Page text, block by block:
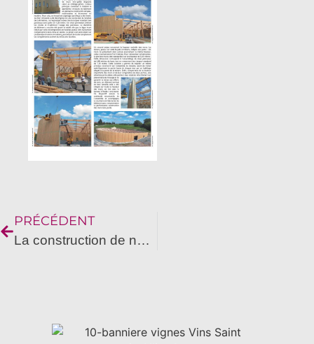
PRÉCÉDENT
La construction de notre chai viticole